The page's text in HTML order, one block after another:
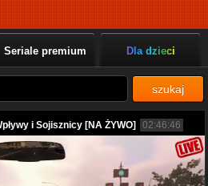
Seriale premium Dla dzieci
szukaj
i Sojisznicy [NA ŻYWO] 02:46:46